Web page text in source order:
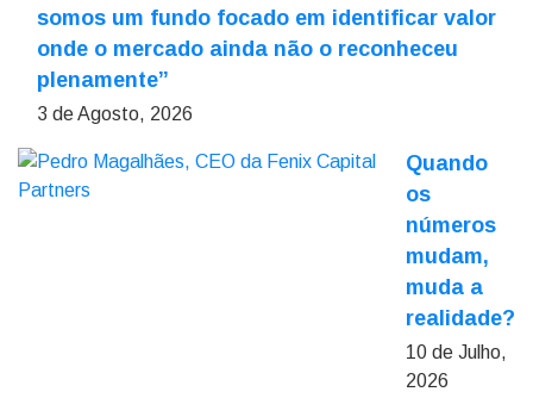
somos um fundo focado em identificar valor
onde o mercado ainda não o reconheceu
plenamente”
3 de Agosto, 2026
Quando
os
números
mudam,
muda a
realidade?
10 de Julho,
2026